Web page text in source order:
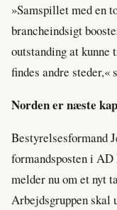
»Samspillet med en
brancheindsigt
outstanding at kunne
findes andre steder,«
Norden er næste
Bestyrelsesformand
formandsposten i
melder nu om et nyt
Arbejdsgruppen